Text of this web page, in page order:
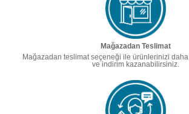
Mağazadan Teslimat
Mağazadan teslimat seçeneği ile ürünlerinizi daha
ve indirim kazanabilirsiniz.